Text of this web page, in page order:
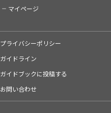
マイページ
プライバシーポリシー
ガイドライン
ガイドブックに投稿する
お問い合わせ